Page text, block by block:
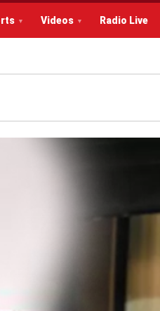
Videos Radio Live